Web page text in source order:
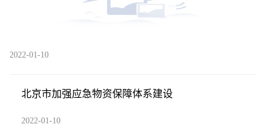
2022-01-10
北京市加强应急物资保障体系建设
2022-01-10